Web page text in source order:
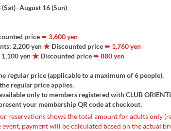
16 (Sun)
price➨ 3,600 yen
2,200 yen★Discounted price➨ 1,760 yen
yen★Discounted price➨ 880 yen
regular price (applicable to a maximum of 6 people).
regular price applies.
only to members registered with CLUB
your membership QR code at checkout.
reservations shows the total amount for adults only
payment will be calculated based on the actual